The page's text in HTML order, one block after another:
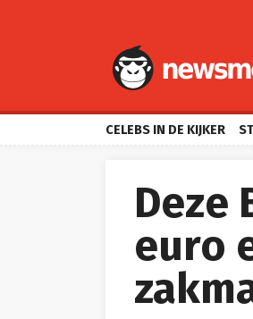
CELEBS IN DE KIJKER
Deze
euro